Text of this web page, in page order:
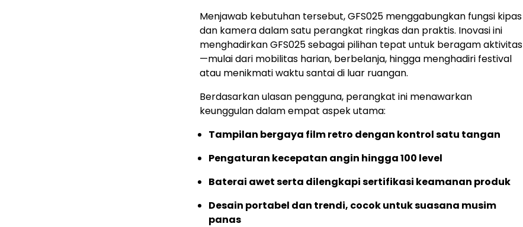
Menjawab kebutuhan tersebut, GFS025 menggabungkan fungsi kipas
dan kamera dalam satu perangkat ringkas dan praktis. Inovasi ini
menghadirkan GFS025 sebagai pilihan tepat untuk beragam aktivitas
—mulai dari mobilitas harian, berbelanja, hingga menghadiri festival
atau menikmati waktu santai di luar ruangan.
Berdasarkan ulasan pengguna, perangkat ini menawarkan
keunggulan dalam empat aspek utama:
Tampilan bergaya film retro dengan kontrol satu tangan
Pengaturan kecepatan angin hingga 100 level
Baterai awet serta dilengkapi sertifikasi keamanan produk
Desain portabel dan trendi, cocok untuk suasana musim
panas